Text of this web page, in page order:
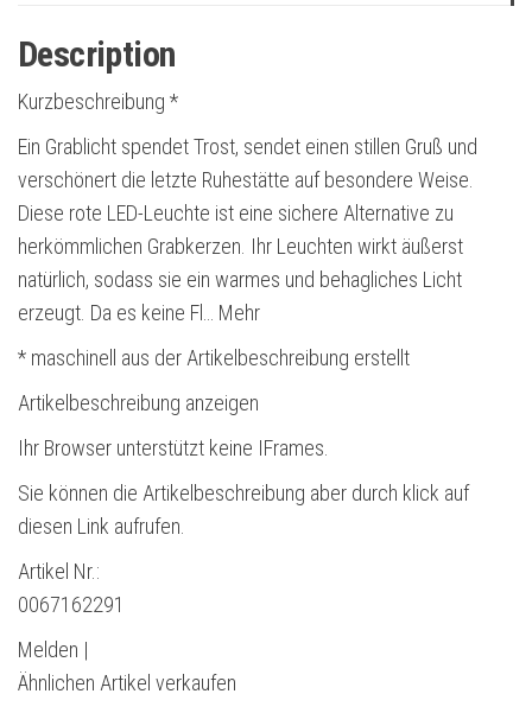
Description
Kurzbeschreibung *
Ein Grablicht spendet Trost, sendet einen stillen Gruß und
verschönert die letzte Ruhestätte auf besondere Weise.
Diese rote LED-Leuchte ist eine sichere Alternative zu
herkömmlichen Grabkerzen. Ihr Leuchten wirkt äußerst
natürlich, sodass sie ein warmes und behagliches Licht
erzeugt. Da es keine Fl… Mehr
* maschinell aus der Artikelbeschreibung erstellt
Artikelbeschreibung anzeigen
Ihr Browser unterstützt keine IFrames.
Sie können die Artikelbeschreibung aber durch klick auf
diesen Link aufrufen.
Artikel Nr.:
0067162291
Melden |
Ähnlichen Artikel verkaufen